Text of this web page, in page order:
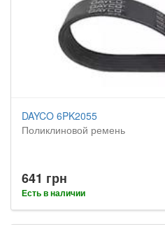
DAYCO 6PK2055
Поликлиновой ремень
641 грн
Есть в наличии